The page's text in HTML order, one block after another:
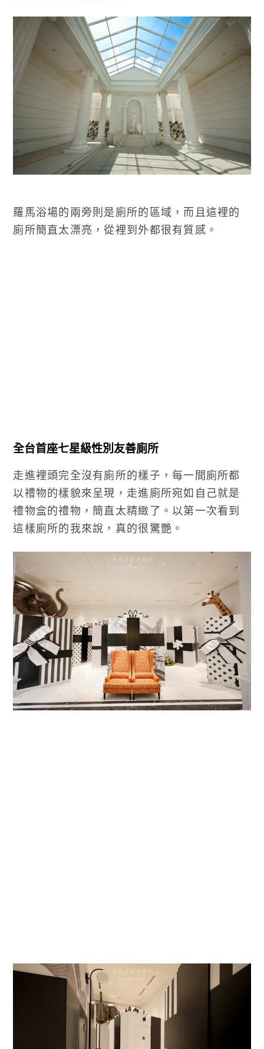
羅馬浴場的兩旁則是廁所的區域，而且這裡的
廁所簡直太漂亮，從裡到外都很有質感。
全台首座七星級性別友善廁所
走進裡頭完全沒有廁所的樣子，每一間廁所都
以禮物的樣貌來呈現，走進廁所宛如自己就是
禮物盒的禮物，簡直太精緻了。以第一次看到
這樣廁所的我來說，真的很驚艷。